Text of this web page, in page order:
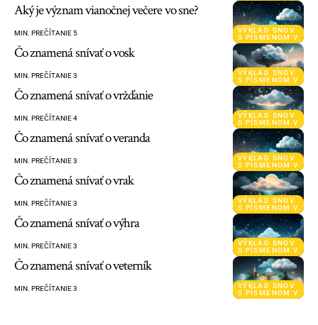
VÝKLAD SNOV
S PÍSMENOM V
Aký je význam vianočnej večere vo sne?
MIN. PREČÍTANIE 5
VÝKLAD SNOV
S PÍSMENOM V
Čo znamená snívať o vosk
MIN. PREČÍTANIE 3
VÝKLAD SNOV
S PÍSMENOM V
Čo znamená snívať o vržďanie
MIN. PREČÍTANIE 4
VÝKLAD SNOV
S PÍSMENOM V
Čo znamená snívať o veranda
MIN. PREČÍTANIE 3
VÝKLAD SNOV
S PÍSMENOM V
Čo znamená snívať o vrak
MIN. PREČÍTANIE 3
VÝKLAD SNOV
S PÍSMENOM V
Čo znamená snívať o výhra
MIN. PREČÍTANIE 3
VÝKLAD SNOV
S PÍSMENOM V
Čo znamená snívať o veterník
MIN. PREČÍTANIE 3